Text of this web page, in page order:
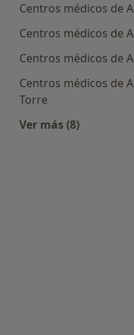
Centros médicos de
Centros médicos de
Centros médicos de
Centros médicos de
Torre
Ver más (8)